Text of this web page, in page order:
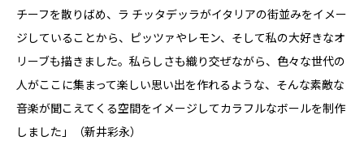
チーフを散りばめ、ラ チッタデッラがイタリアの街並みをイメー
ジしていることから、ピッツァやレモン、そして私の大好きなオ
リーブも描きました。私らしさも織り交ぜながら、色々な世代の
人がここに集まって楽しい思い出を作れるような、そんな素敵な
音楽が聞こえてくる空間をイメージしてカラフルなボールを制作
しました」（新井彩永）